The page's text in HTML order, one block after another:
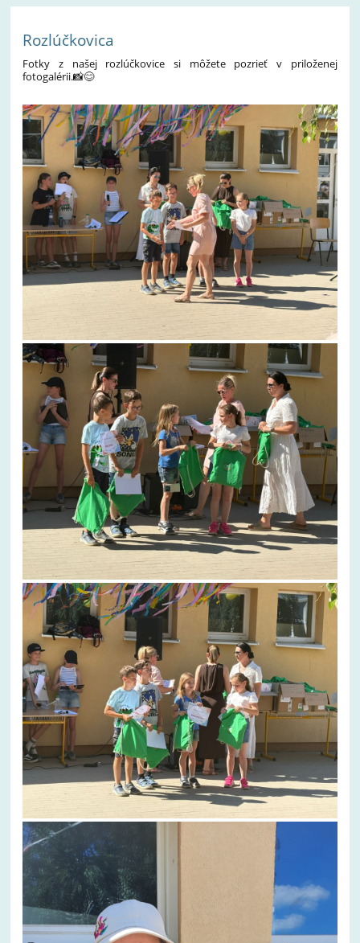
Rozlúčkovica
Fotky z našej rozlúčkovice si môžete pozrieť v priloženej
fotogalérii.📸😊